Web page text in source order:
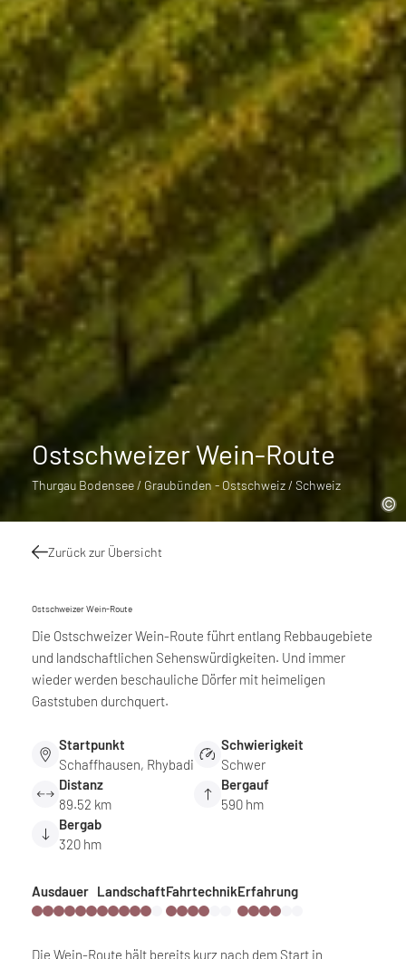
Ostschweizer Wein-Route
Thurgau Bodensee / Graubünden - Ostschweiz / Schweiz
Zurück zur Übersicht
Ostschweizer Wein-Route
Die Ostschweizer Wein-Route führt entlang Rebbaugebiete
und landschaftlichen Sehenswürdigkeiten. Und immer
wieder werden beschauliche Dörfer mit heimeligen
Gaststuben durchquert.
Startpunkt
Schaffhausen, Rhybadi
Schwierigkeit
Schwer
Distanz
89.52 km
Bergauf
590 hm
Bergab
320 hm
Ausdauer LandschaftFahrtechnikErfahrung
Die Wein-Route hält bereits kurz nach dem Start in